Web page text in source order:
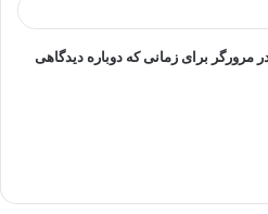
مرورگر برای زمانی که دوباره دیدگاهی